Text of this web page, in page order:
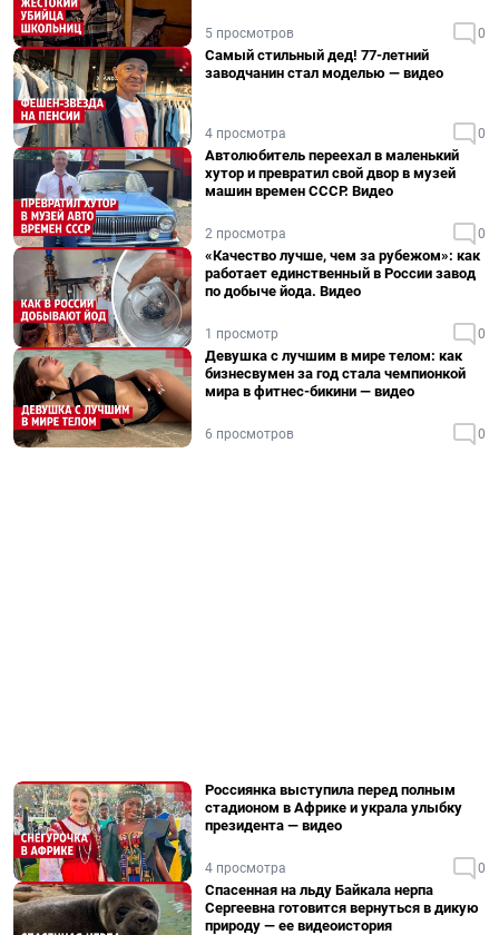
5 просмотров 0
Самый стильный дед! 77-летний
заводчанин стал моделью — видео
4 просмотра 0
Автолюбитель переехал в маленький
хутор и превратил свой двор в музей
машин времен СССР. Видео
2 просмотра 0
«Качество лучше, чем за рубежом»: как
работает единственный в России завод
по добыче йода. Видео
1 просмотр 0
Девушка с лучшим в мире телом: как
бизнесвумен за год стала чемпионкой
мира в фитнес-бикини — видео
6 просмотров 0
Россиянка выступила перед полным
стадионом в Африке и украла улыбку
президента — видео
4 просмотра 0
Спасенная на льду Байкала нерпа
Сергеевна готовится вернуться в дикую
природу — ее видеоистория